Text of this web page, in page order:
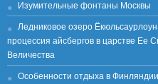
Изумительные фонтаны Москвы
Ледниковое озеро
процессия айсбергов в царстве Ее
Величества
Особенности отдыха в Финляндии